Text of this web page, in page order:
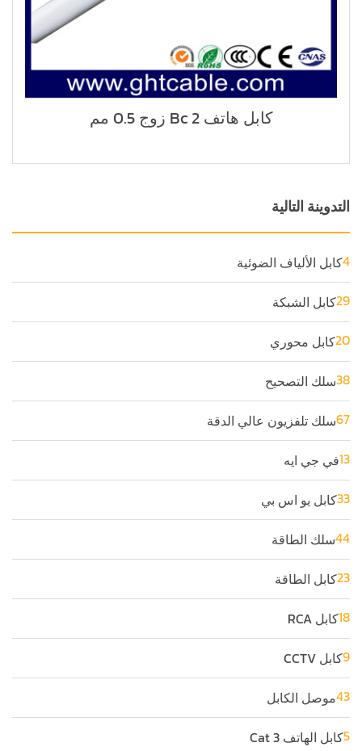
كابل هاتف Bc 2 زوج 0.5 مم
التدوينة التالية
كابل الألياف الضوئية4
كابل الشبكة29
كابل محوري20
سلك التصحيح38
سلك تلفزيون عالي الدقة67
في جي ايه13
كابل يو اس بي33
سلك الطاقة44
كابل الطاقة23
كابل RCA18
كابل CCTV9
موصل الكابل43
كابل الهاتف Cat 35